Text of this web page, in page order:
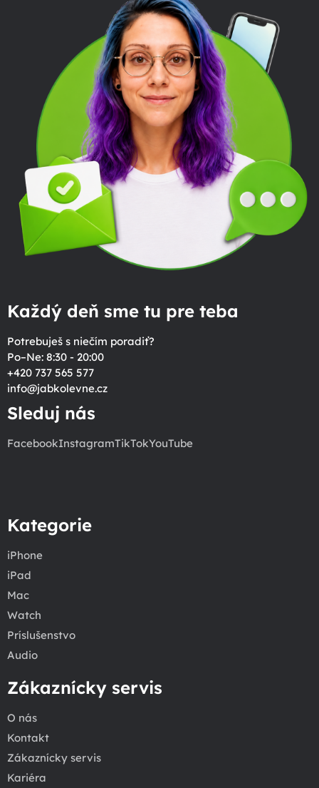
Každý deň sme tu pre teba
Potrebuješ s niečím poradiť?
Po–Ne: 8:30 - 20:00
+420 737 565 577
info@jabkolevne.cz
Sleduj nás
FacebookInstagramTikTokYouTube
Kategorie
iPhone
iPad
Mac
Watch
Príslušenstvo
Audio
Zákaznícky servis
O nás
Kontakt
Zákaznícky servis
Kariéra